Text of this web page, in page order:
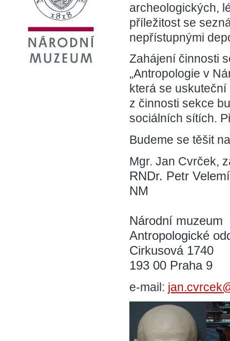
archeologických,
příležitost se
nepřístupnými
Zahájení činnosti
„Antropologie v
která se
z činnosti sekce
sociálních sítích.
Budeme se těšit
Mgr. Jan Cvrček,
RNDr. Petr
NM
Národní muzeum
Antropologické
Cirkusová 1740
193 00 Praha 9
e-mail: